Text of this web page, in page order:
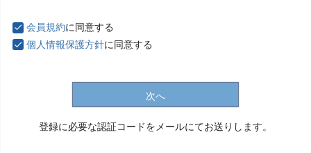
会員規約に同意する
個人情報保護方針に同意する
次へ
登録に必要な認証コードをメールにてお送りします。